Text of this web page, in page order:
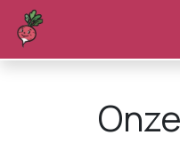
Overslaan naar inhoud